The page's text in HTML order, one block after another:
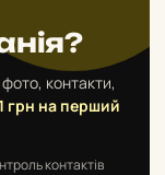
контакти,
грн на перший
контактів